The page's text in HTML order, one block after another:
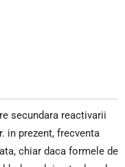
secundara reactivarii
in prezent, frecventa
chiar daca formele de